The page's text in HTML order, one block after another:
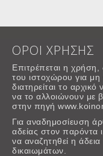
ΟΡΟΙ ΧΡΗΣΗΣ
Επιτρέπεται η
του ιστοχώρου για
διατηρείται το
να το αλλοιώνουν με
στην πηγή
Για αναδημοσίευση
αδείας στον παρόντα
να αναζητηθεί η
δικαιωμάτων.